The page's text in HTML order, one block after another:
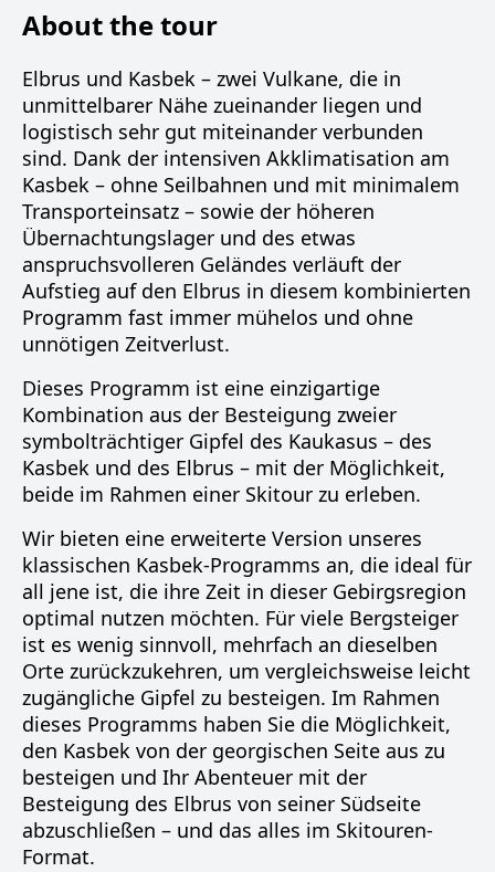
About the tour
Elbrus und Kasbek – zwei Vulkane, die in
unmittelbarer Nähe zueinander liegen und
logistisch sehr gut miteinander verbunden
sind. Dank der intensiven Akklimatisation am
Kasbek – ohne Seilbahnen und mit minimalem
Transporteinsatz – sowie der höheren
Übernachtungslager und des etwas
anspruchsvolleren Geländes verläuft der
Aufstieg auf den Elbrus in diesem kombinierten
Programm fast immer mühelos und ohne
unnötigen Zeitverlust.
Dieses Programm ist eine einzigartige
Kombination aus der Besteigung zweier
symbolträchtiger Gipfel des Kaukasus – des
Kasbek und des Elbrus – mit der Möglichkeit,
beide im Rahmen einer Skitour zu erleben.
Wir bieten eine erweiterte Version unseres
klassischen Kasbek-Programms an, die ideal für
all jene ist, die ihre Zeit in dieser Gebirgsregion
optimal nutzen möchten. Für viele Bergsteiger
ist es wenig sinnvoll, mehrfach an dieselben
Orte zurückzukehren, um vergleichsweise leicht
zugängliche Gipfel zu besteigen. Im Rahmen
dieses Programms haben Sie die Möglichkeit,
den Kasbek von der georgischen Seite aus zu
besteigen und Ihr Abenteuer mit der
Besteigung des Elbrus von seiner Südseite
abzuschließen – und das alles im Skitouren-
Format.